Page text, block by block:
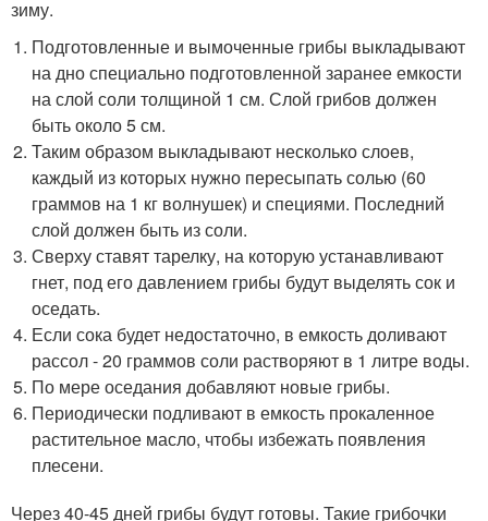
зиму.
Подготовленные и вымоченные грибы выкладывают
на дно специально подготовленной заранее емкости
на слой соли толщиной 1 см. Слой грибов должен
быть около 5 см.
Таким образом выкладывают несколько слоев,
каждый из которых нужно пересыпать солью (60
граммов на 1 кг волнушек) и специями. Последний
слой должен быть из соли.
Сверху ставят тарелку, на которую устанавливают
гнет, под его давлением грибы будут выделять сок и
оседать.
Если сока будет недостаточно, в емкость доливают
рассол - 20 граммов соли растворяют в 1 литре воды.
По мере оседания добавляют новые грибы.
Периодически подливают в емкость прокаленное
растительное масло, чтобы избежать появления
плесени.
Через 40-45 дней грибы будут готовы. Такие грибочки